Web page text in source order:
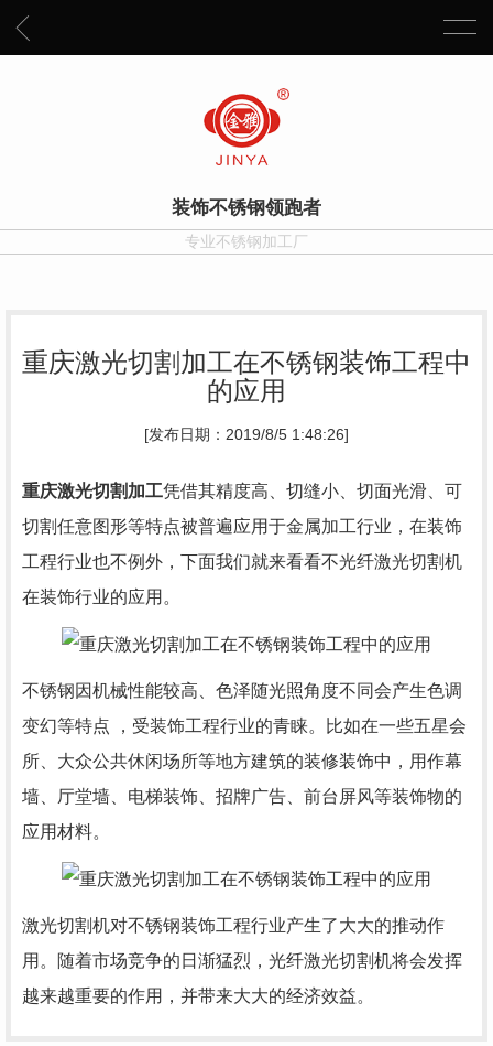
装饰不锈钢领跑者
专业不锈钢加工厂
重庆激光切割加工在不锈钢装饰工程中
的应用
[发布日期：2019/8/5 1:48:26]
重庆激光切割加工凭借其精度高、切缝小、切面光滑、可
切割任意图形等特点被普遍应用于金属加工行业，在装饰
工程行业也不例外，下面我们就来看看不光纤激光切割机
在装饰行业的应用。
不锈钢因机械性能较高、色泽随光照角度不同会产生色调
变幻等特点 ，受装饰工程行业的青睐。比如在一些五星会
所、大众公共休闲场所等地方建筑的装修装饰中，用作幕
墙、厅堂墙、电梯装饰、招牌广告、前台屏风等装饰物的
应用材料。
激光切割机对不锈钢装饰工程行业产生了大大的推动作
用。随着市场竞争的日渐猛烈，光纤激光切割机将会发挥
越来越重要的作用，并带来大大的经济效益。